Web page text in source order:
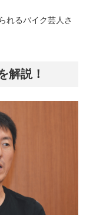
れるバイク芸人さ
解説！